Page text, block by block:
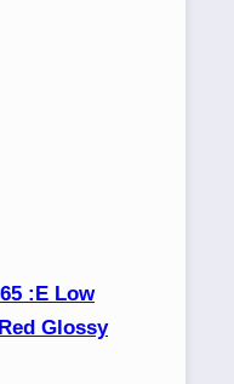
:E Low
Glossy